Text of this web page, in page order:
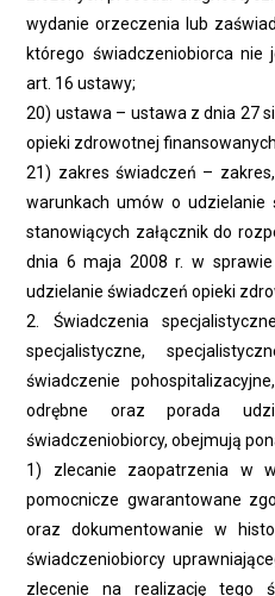
wydanie orzeczenia lub
którego świadczeniobiorca
art. 16 ustawy;
20) ustawa – ustawa z dnia 27
opieki zdrowotnej
21) zakres świadczeń –
warunkach umów o udzielanie
stanowiących załącznik do
dnia 6 maja 2008 r. w
udzielanie świadczeń opieki
2. Świadczenia
specjalistyczne,
świadczenie
odrębne oraz porada
świadczeniobiorcy, obejmują
1) zlecanie zaopatrzenia w
pomocnicze gwarantowane
oraz dokumentowanie w
świadczeniobiorcy
zlecenie na realizację tego